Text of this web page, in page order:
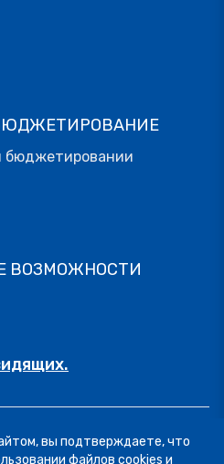
бюджетировании
ВОЗМОЖНОСТИ
соглашение
вы подтверждаете, что
файлов cookies и